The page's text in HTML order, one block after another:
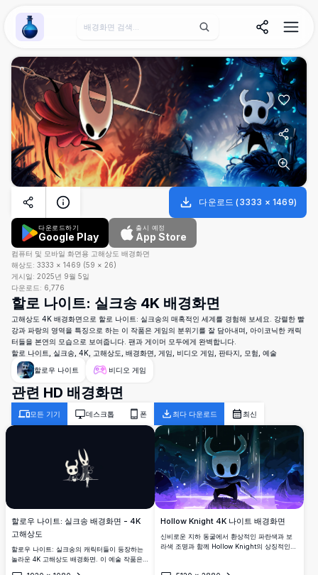
Wallpaper Alchemy
다운로드 (3333 × 1469)
다운로드하기
Google Play
출시 예정
App Store
컴퓨터 및 모바일 화면용 고해상도 배경화면
해상도: 3333 × 1469 (59 × 26)
게시일: 2025년 9월 5일
다운로드: 6,776
할로 나이트: 실크송 4K 배경화면
고해상도 4K 배경화면으로 할로 나이트: 실크송의 매혹적인 세계를 경험해 보세요. 강렬한 빨
강과 파랑의 영역을 특징으로 하는 이 작품은 게임의 분위기를 잘 담아내며, 아이코닉한 캐릭
터들을 본연의 모습으로 보여줍니다. 팬과 게이머 모두에게 완벽합니다.
할로 나이트, 실크송, 4K, 고해상도, 배경화면, 게임, 비디오 게임, 판타지, 모험, 예술
할로우 나이트
비디오 게임
관련 HD 배경화면
모든 기기 데스크톱 폰 최다 다운로드 최신
할로우 나이트: 실크송 배경화면 - 4K
고해상도
할로우 나이트: 실크송의 캐릭터들이 등장하는
놀라운 4K 고해상도 배경화면. 이 예술 작품은
Hollow Knight 4K 나이트 배경화면
신비로운 지하 동굴에서 환상적인 파란색과 보
라색 조명과 함께 Hollow Knight의 상징적인